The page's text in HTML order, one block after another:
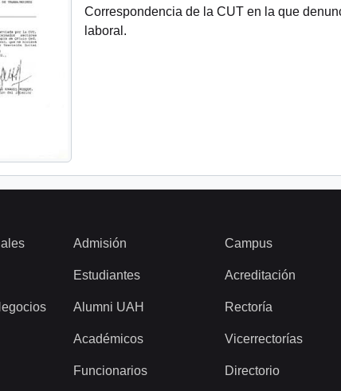
Correspondencia de la CUT en la que
laboral.
Admisión
Estudiantes
Alumni UAH
Académicos
Funcionarios
Campus
Acreditación
Rectoría
Vicerrectorías
Directorio